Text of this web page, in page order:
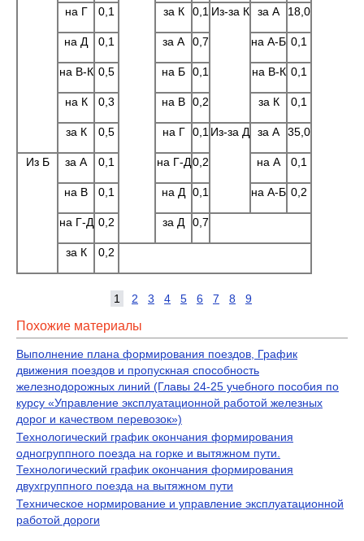
на Г 0,1 за К 0,1 Из-за К за А 18,0
на Д 0,1 за А 0,7 на А-Б 0,1
на В-К 0,5 на Б 0,1 на В-К 0,1
на К 0,3 на В 0,2 за К 0,1
за К 0,5 на Г 0,1 Из-за Д за А 35,0
Из Б за А 0,1 на Г-Д0,2 на А 0,1
на В 0,1 на Д 0,1 на А-Б 0,2
на Г-Д 0,2 за Д 0,7
за К 0,2
1 2 3 4 5 6 7 8 9
Похожие материалы
Выполнение плана формирования поездов, График
движения поездов и пропускная способность
железнодорожных линий (Главы 24-25 учебного пособия по
курсу «Управление эксплуатационной работой железных
дорог и качеством перевозок»)
Технологический график окончания формирования
одногруппного поезда на горке и вытяжном пути.
Технологический график окончания формирования
двухгруппного поезда на вытяжном пути
Техническое нормирование и управление эксплуатационной
работой дороги